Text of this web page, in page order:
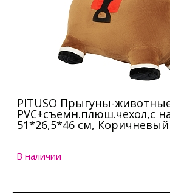
PITUSO Прыгуны-
PVC+съемн.плюш.чехол,с
51*26,5*46 см, Коричневый
В наличии